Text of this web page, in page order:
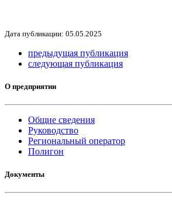
Дата публикации: 05.05.2025
предыдущая публикация
следующая публикация
О предприятии
Общие сведения
Руководство
Региональный оператор
Полигон
Документы